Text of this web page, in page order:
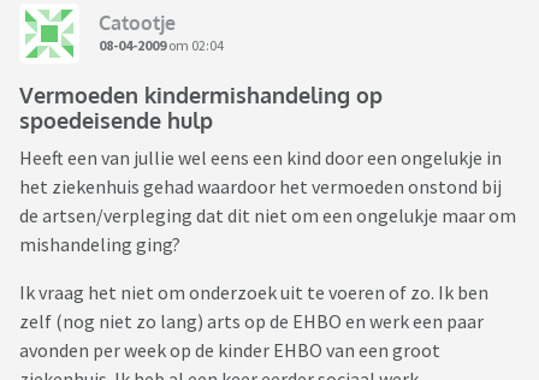
Catootje
08-04-2009om 02:04
Vermoeden kindermishandeling op
spoedeisende hulp
Heeft een van jullie wel eens een kind door een ongelukje in
het ziekenhuis gehad waardoor het vermoeden onstond bij
de artsen/verpleging dat dit niet om een ongelukje maar om
mishandeling ging?
Ik vraag het niet om onderzoek uit te voeren of zo. Ik ben
zelf (nog niet zo lang) arts op de EHBO en werk een paar
avonden per week op de kinder EHBO van een groot